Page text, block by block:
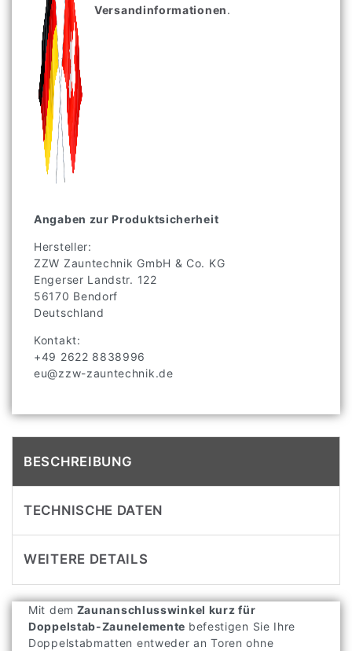
Versandinformationen.
Angaben zur Produktsicherheit
Hersteller:
ZZW Zauntechnik GmbH & Co. KG
Engerser Landstr. 122
56170 Bendorf
Deutschland
Kontakt:
+49 2622 8838996
eu@zzw-zauntechnik.de
BESCHREIBUNG
TECHNISCHE DATEN
WEITERE DETAILS
Mit dem Zaunanschlusswinkel kurz für
Doppelstab-Zaunelemente befestigen Sie Ihre
Doppelstabmatten entweder an Toren ohne